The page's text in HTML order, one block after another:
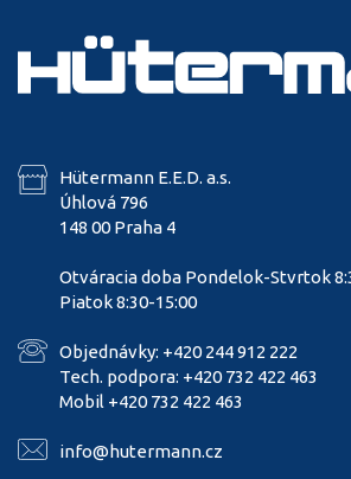
Hütermann E.E.D. a.s.
Úhlová 796
148 00 Praha 4
Otváracia doba Pondelok-Stvrtok
Piatok 8:30-15:00
Objednávky: +420 244 912 222
Tech. podpora: +420 732 422 463
Mobil +420 732 422 463
info@hutermann.cz